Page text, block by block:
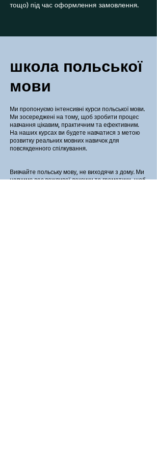
тощо) під час оформлення замовлення.
школа польської
мови
Ми пропонуємо інтенсивні курси польської мови.
Ми зосереджені на тому, щоб зробити процес
навчання цікавим, практичним та ефективним.
На наших курсах ви будете навчатися з метою
розвитку реальних мовних навичок для
повсякденного спілкування.
Вивчайте польську мову, не виходячи з дому. Ми
навчимо вас важливої лексики та граматики, щоб